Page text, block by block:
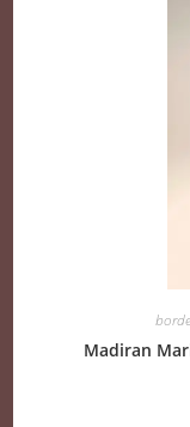
Madiran